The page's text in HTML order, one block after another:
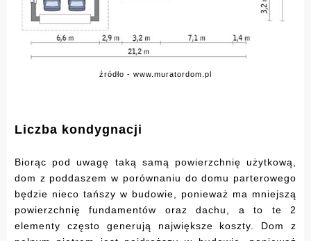
źródło - www.muratordom.pl
Liczba kondygnacji
Biorąc pod uwagę taką samą powierzchnię użytkową,
dom z poddaszem w porównaniu do domu parterowego
będzie nieco tańszy w budowie, ponieważ ma mniejszą
powierzchnię fundamentów oraz dachu, a to te 2
elementy często generują największe koszty. Dom z